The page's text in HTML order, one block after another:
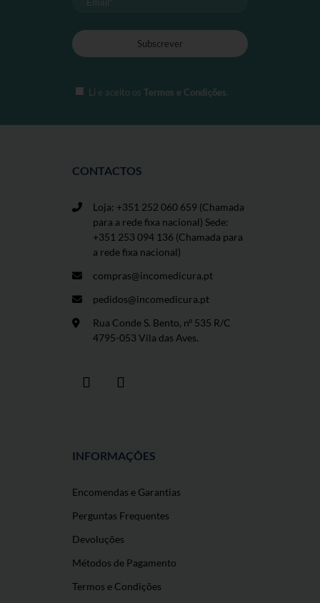
Li e aceito os Termos e Condições.
CONTACTOS
Loja: +351 252 060 659 (Chamada
para a rede fixa nacional) Sede:
+351 253 094 136 (Chamada para
a rede fixa nacional)
compras@incomedicura.pt
pedidos@incomedicura.pt
Rua Conde S. Bento, nº 535 R/C
4795-053 Vila das Aves.
INFORMAÇÕES
Encomendas e Garantias
Perguntas Frequentes
Devoluções
Métodos de Pagamento
Termos e Condições